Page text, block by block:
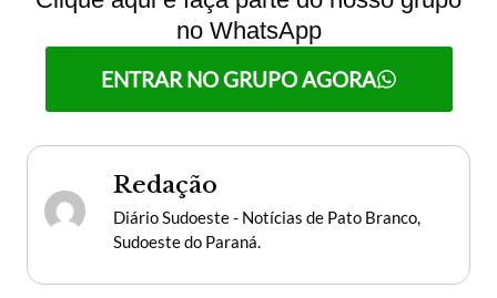
no WhatsApp
ENTRAR NO GRUPO AGORA
Redação
Diário Sudoeste - Notícias de Pato Branco,
Sudoeste do Paraná.